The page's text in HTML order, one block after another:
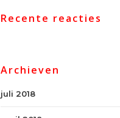
Recente reacties
Archieven
juli 2018